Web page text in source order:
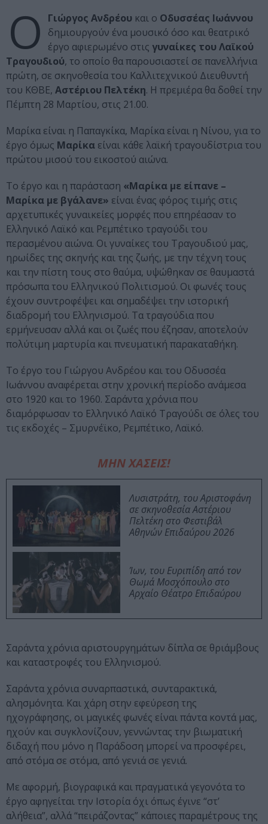
Ο Γιώργος Ανδρέου και ο Οδυσσέας Ιωάννου
δημιουργούν ένα μουσικό όσο και θεατρικό
έργο αφιερωμένο στις γυναίκες του Λαϊκού
Τραγουδιού, το οποίο θα παρουσιαστεί σε πανελλήνια
πρώτη, σε σκηνοθεσία του Καλλιτεχνικού Διευθυντή
του ΚΘΒΕ, Αστέριου Πελτέκη. Η πρεμιέρα θα δοθεί την
Πέμπτη 28 Μαρτίου, στις 21.00.
Μαρίκα είναι η Παπαγκίκα, Μαρίκα είναι η Νίνου, για το
έργο όμως Μαρίκα είναι κάθε λαϊκή τραγουδίστρια του
πρώτου μισού του εικοστού αιώνα.
Το έργο και η παράσταση «Μαρίκα με είπανε –
Μαρίκα με βγάλανε» είναι ένας φόρος τιμής στις
αρχετυπικές γυναικείες μορφές που επηρέασαν το
Ελληνικό Λαϊκό και Ρεμπέτικο τραγούδι του
περασμένου αιώνα. Οι γυναίκες του Τραγουδιού μας,
ηρωίδες της σκηνής και της ζωής, με την τέχνη τους
και την πίστη τους στο θαύμα, υψώθηκαν σε θαυμαστά
πρόσωπα του Ελληνικού Πολιτισμού. Οι φωνές τους
έχουν συντροφέψει και σημαδέψει την ιστορική
διαδρομή του Ελληνισμού. Τα τραγούδια που
ερμήνευσαν αλλά και οι ζωές που έζησαν, αποτελούν
πολύτιμη μαρτυρία και πνευματική παρακαταθήκη.
Το έργο του Γιώργου Ανδρέου και του Οδυσσέα
Ιωάννου αναφέρεται στην χρονική περίοδο ανάμεσα
στο 1920 και το 1960. Σαράντα χρόνια που
διαμόρφωσαν το Ελληνικό Λαϊκό Τραγούδι σε όλες του
τις εκδοχές – Σμυρνέϊκο, Ρεμπέτικο, Λαϊκό.
ΜΗΝ ΧΑΣΕΙΣ!
Λυσιστράτη, του Αριστοφάνη
σε σκηνοθεσία Αστέριου
Πελτέκη στο Φεστιβάλ
Αθηνών Επιδαύρου 2026
Ίων, του Ευριπίδη από τον
Θωμά Μοσχόπουλο στο
Αρχαίο Θέατρο Επιδαύρου
Σαράντα χρόνια αριστουργημάτων δίπλα σε θριάμβους
και καταστροφές του Ελληνισμού.
Σαράντα χρόνια συναρπαστικά, συνταρακτικά,
αλησμόνητα. Και χάρη στην εφεύρεση της
ηχογράφησης, οι μαγικές φωνές είναι πάντα κοντά μας,
ηχούν και συγκλονίζουν, γεννώντας την βιωματική
διδαχή που μόνο η Παράδοση μπορεί να προσφέρει,
από στόμα σε στόμα, από γενιά σε γενιά.
Με αφορμή, βιογραφικά και πραγματικά γεγονότα το
έργο αφηγείται την Ιστορία όχι όπως έγινε “στ’
αλήθεια”, αλλά “πειράζοντας” κάποιες παραμέτρους της